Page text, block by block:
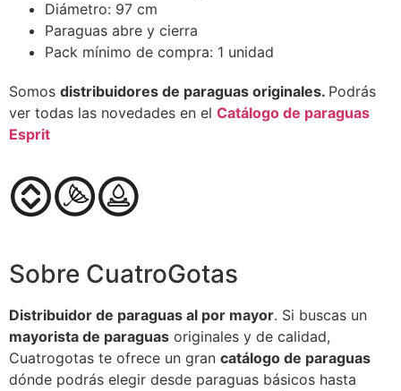
Diámetro: 97 cm
Paraguas abre y cierra
Pack mínimo de compra: 1 unidad
Somos distribuidores de paraguas originales. Podrás
ver todas las novedades en el Catálogo de paraguas
Esprit
Sobre CuatroGotas
Distribuidor de paraguas al por mayor. Si buscas un
mayorista de paraguas originales y de calidad,
Cuatrogotas te ofrece un gran catálogo de paraguas
dónde podrás elegir desde paraguas básicos hasta